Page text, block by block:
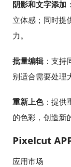
阴影和文字添加
立体感；同时提
力。
批量编辑：支持
别适合需要处理
重新上色：提供
的色彩，创造新
Pixelcut
应用市场